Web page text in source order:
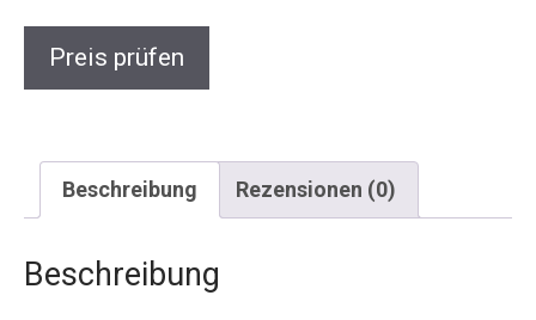
Preis prüfen
Beschreibung Rezensionen (0)
Beschreibung